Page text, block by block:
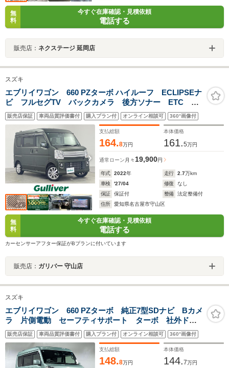
無
料
今すぐ在庫確認・見積依頼
電話する
販売店： ネクステージ 延岡店
スズキ
エブリイワゴン 660 PZターボ ハイルーフ ECLIPSEナ
ビ フルセグTV バックカメラ 後方ソナー ETC シ
ートヒーター パーキングアシスト パワースライドド
ア アイドリングストップ オートライト 電格ウイン
カーミラー ステアリングスイッチ USB給電
販売店保証 車両品質評価書付 購入プラン付 オンライン相談可 360°画像付
支払総額
164.8万円
本体価格
161.5万円
通常ローン 月々19,900円
年式 2022年 走行 2.7万km
車検
'27/04 修復
なし
保証
保証付 整備
法定整備付
住所
愛知県名古屋市守山区
無
料
今すぐ在庫確認・見積依頼
電話する
カーセンサーアフター保証がBプランに付いています
販売店： ガリバー 守山店
スズキ
エブリイワゴン 660 PZターボ 純正7型SDナビ Bカメ
ラ 片側電動 セーフティサポート ターボ 社外ドラ
レコ 純正フロアマット ステアリングスイッチ ベン
チシート 前席アームレスト キセノン 純正14インチ
AW スペアキー 誤発進抑制機能
販売店保証 車両品質評価書付 購入プラン付 オンライン相談可 360°画像付
支払総額
148.8万円
本体価格
144.7万円